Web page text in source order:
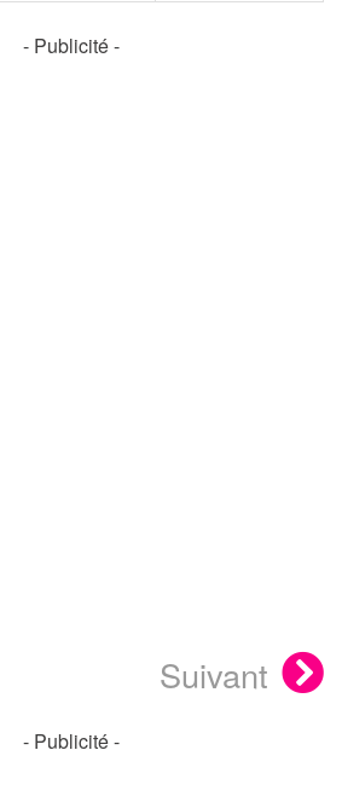
- Publicité -
Suivant
- Publicité -